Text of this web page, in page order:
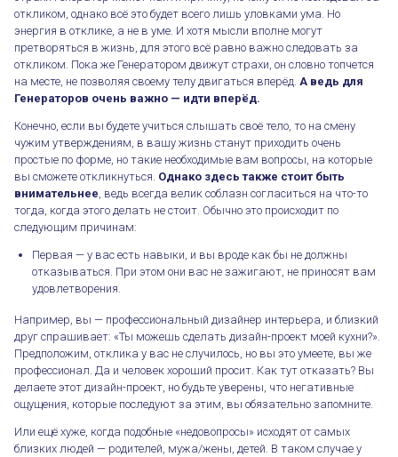
откликом, однако всё это будет всего лишь уловками ума. Но
энергия в отклике, а не в уме. И хотя мысли вполне могут
претворяться в жизнь, для этого всё равно важно следовать за
откликом. Пока же Генератором движут страхи, он словно топчется
на месте, не позволяя своему телу двигаться вперёд. А ведь для
Генераторов очень важно — идти вперёд.
Конечно, если вы будете учиться слышать своё тело, то на смену
чужим утверждениям, в вашу жизнь станут приходить очень
простые по форме, но такие необходимые вам вопросы, на которые
вы сможете откликнуться. Однако здесь также стоит быть
внимательнее , ведь всегда велик соблазн согласиться на что-то
тогда, когда этого делать не стоит. Обычно это происходит по
следующим причинам:
Первая — у вас есть навыки, и вы вроде как бы не должны
отказываться. При этом они вас не зажигают, не приносят вам
удовлетворения.
Например, вы — профессиональный дизайнер интерьера, и близкий
друг спрашивает: «Ты можешь сделать дизайн-проект моей кухни?».
Предположим, отклика у вас не случилось, но вы это умеете, вы же
профессионал. Да и человек хороший просит. Как тут отказать? Вы
делаете этот дизайн-проект, но будьте уверены, что негативные
ощущения, которые последуют за этим, вы обязательно запомните.
Или ещё хуже, когда подобные «недовопросы» исходят от самых
близких людей — родителей, мужа/жены, детей. В таком случае у